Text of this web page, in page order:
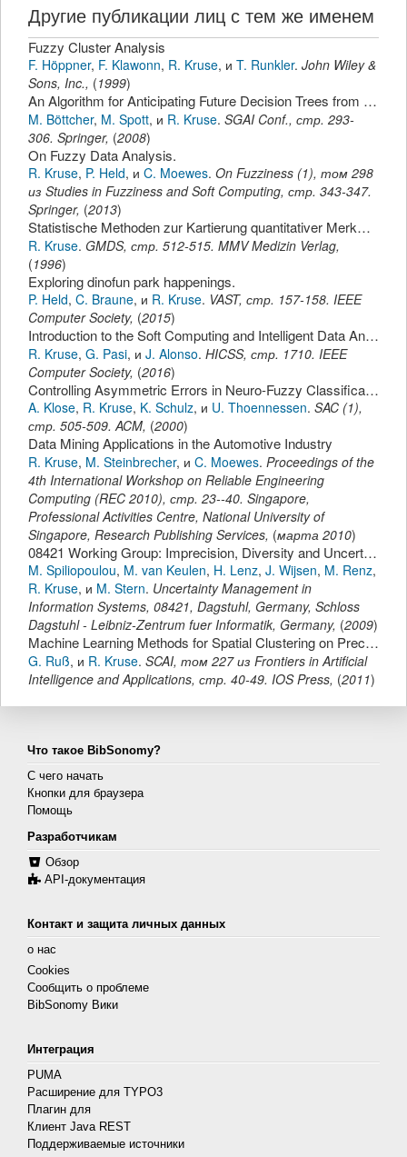
Другие публикации лиц с тем же именем
Fuzzy Cluster Analysis
F. Höppner, F. Klawonn, R. Kruse, и T. Runkler. John Wiley &
Sons, Inc., (1999)
An Algorithm for Anticipating Future Decision Trees from Concept-Drifting Data.
M. Böttcher, M. Spott, и R. Kruse. SGAI Conf., стр. 293-
306. Springer, (2008)
On Fuzzy Data Analysis.
R. Kruse, P. Held, и C. Moewes. On Fuzziness (1), том 298
из Studies in Fuzziness and Soft Computing, стр. 343-347.
Springer, (2013)
Statistische Methoden zur Kartierung quantitativer Merkmalsloci in der Humangenetik.
R. Kruse. GMDS, стр. 512-515. MMV Medizin Verlag,
(1996)
Exploring dinofun park happenings.
P. Held, C. Braune, и R. Kruse. VAST, стр. 157-158. IEEE
Computer Society, (2015)
Introduction to the Soft Computing and Intelligent Data Analysis Minitrack.
R. Kruse, G. Pasi, и J. Alonso. HICSS, стр. 1710. IEEE
Computer Society, (2016)
Controlling Asymmetric Errors in Neuro-Fuzzy Classification.
A. Klose, R. Kruse, K. Schulz, и U. Thoennessen. SAC (1),
стр. 505-509.ACM, (2000)
Data Mining Applications in the Automotive Industry
R. Kruse, M. Steinbrecher, и C. Moewes. Proceedings of the
4th International Workshop on Reliable Engineering
Computing (REC 2010), стр. 23--40. Singapore,
Professional Activities Centre, National University of
Singapore, Research Publishing Services, (марта 2010)
08421 Working Group: Imprecision, Diversity and Uncertainty: Disentangling Threads in Uncertainty Management
M. Spiliopoulou, M. van Keulen, H. Lenz, J. Wijsen, M. Renz,
R. Kruse, и M. Stern. Uncertainty Management in
Information Systems, 08421, Dagstuhl, Germany, Schloss
Dagstuhl - Leibniz-Zentrum fuer Informatik, Germany, (2009)
Machine Learning Methods for Spatial Clustering on Precision Agriculture Data.
G. Ruß, и R. Kruse. SCAI, том 227 из Frontiers in Artificial
Intelligence and Applications, стр. 40-49. IOS Press, (2011)
Что такое BibSonomy?
С чего начать
Кнопки для браузера
Помощь
Разработчикам
Обзор
API-документация
Контакт и защита личных данных
о нас
Cookies
Сообщить о проблеме
BibSonomy Вики
Интеграция
PUMA
Расширение для TYPO3
Плагин для
Клиент Java REST
Поддерживаемые источники